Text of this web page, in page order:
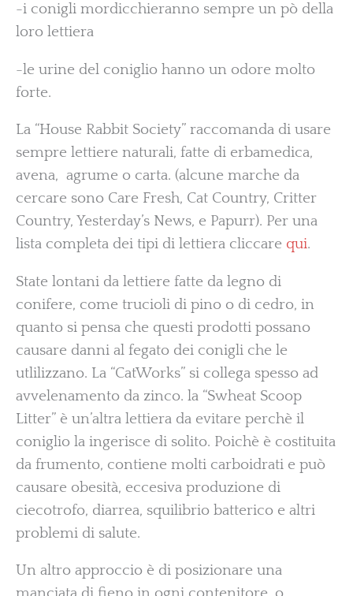
-i conigli mordicchieranno sempre un pò della
loro lettiera
-le urine del coniglio hanno un odore molto
forte.
La “House Rabbit Society” raccomanda di usare
sempre lettiere naturali, fatte di erbamedica,
avena, agrume o carta. (alcune marche da
cercare sono Care Fresh, Cat Country, Critter
Country, Yesterday’s News, e Papurr). Per una
lista completa dei tipi di lettiera cliccare qui.
State lontani da lettiere fatte da legno di
conifere, come trucioli di pino o di cedro, in
quanto si pensa che questi prodotti possano
causare danni al fegato dei conigli che le
utlilizzano. La “CatWorks” si collega spesso ad
avvelenamento da zinco. la “Swheat Scoop
Litter” è un’altra lettiera da evitare perchè il
coniglio la ingerisce di solito. Poichè è costituita
da frumento, contiene molti carboidrati e può
causare obesità, eccesiva produzione di
ciecotrofo, diarrea, squilibrio batterico e altri
problemi di salute.
Un altro approccio è di posizionare una